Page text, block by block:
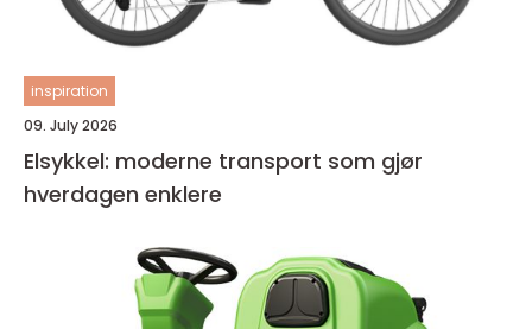
inspiration
09. July 2026
Elsykkel: moderne transport som gjør
hverdagen enklere